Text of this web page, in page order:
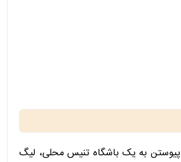
پیوستن به یک باشگاه تنیس محلی، لیگ